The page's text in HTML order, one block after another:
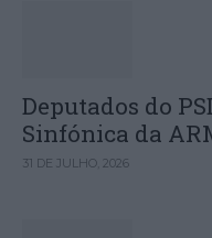
Deputados do
Sinfónica da
31 DE JULHO, 2026